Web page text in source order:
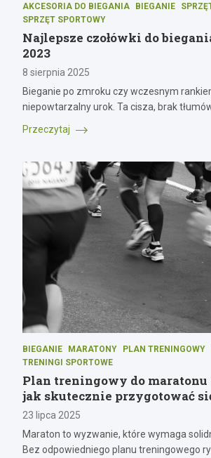
AKCESORIA DO BIEGANIA BIEGANIE
SPRZĘT SPORTOWY
Najlepsze czołówki do
2023
8 sierpnia 2025
Bieganie po zmroku czy wczesnym
niepowtarzalny urok. Ta cisza, brak
Przeczytaj
BIEGANIE MARATONY PLAN TRENINGOWY
TRENINGI SPORTOWE
Plan treningowy do maratonu
jak skutecznie przygotować
23 lipca 2025
Maraton to wyzwanie, które wymaga
Bez odpowiedniego planu treningowego